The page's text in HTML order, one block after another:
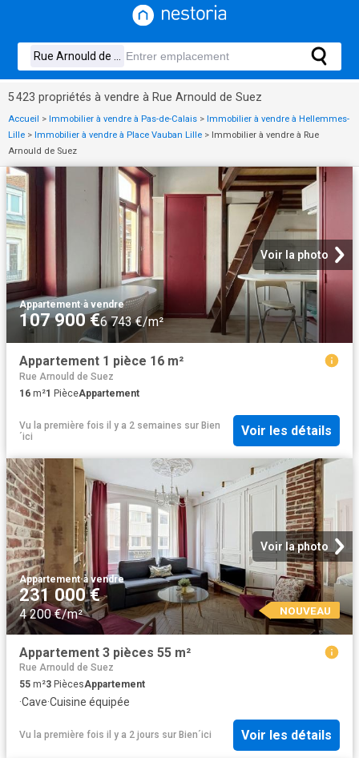
5 423 propriétés à vendre à Rue Arnould de Suez
Accueil > Immobilier à vendre à Pas-de-Calais > Immobilier à vendre à Hellemmes-
Lille > Immobilier à vendre à Place Vauban Lille > Immobilier à vendre à Rue
Arnould de Suez
Voir la photo
Appartement·à vendre
107 900 €6 743 €/m²
Appartement 1 pièce 16 m²
Rue Arnould de Suez
16 m²1 PièceAppartement
Vu la première fois il y a 2 semaines sur Bien
´ici
Voir les détails
Voir la photo
Appartement·à vendre
231 000 €
4 200 €/m² NOUVEAU
Appartement 3 pièces 55 m²
Rue Arnould de Suez
55 m²3 PiècesAppartement
·Cave·Cuisine équipée
Vu la première fois il y a 2 jours sur Bien´ici Voir les détails